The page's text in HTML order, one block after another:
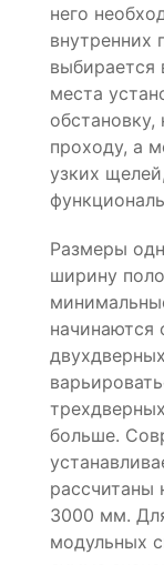
него
внутренних
выбирается
места
проходу, а
узких
Размеры
ширину
начинаются
больше.
3000 мм.
модульных